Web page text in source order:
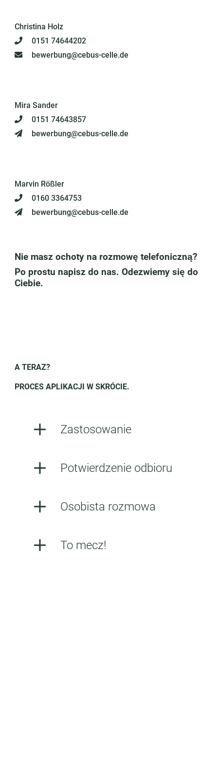
Christina Holz
0151 74644202
bewerbung@cebus-celle.de
Mira Sander
0151 74643857
bewerbung@cebus-celle.de
Marvin Rößler
0160 3364753
bewerbung@cebus-celle.de
Nie masz ochoty na rozmowę telefoniczną?
Po prostu napisz do nas. Odezwiemy się do
Ciebie.
A TERAZ?
PROCES APLIKACJI W SKRÓCIE.
Zastosowanie
Potwierdzenie odbioru
Osobista rozmowa
To mecz!